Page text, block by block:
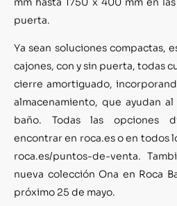
puerta.
Ya sean soluciones compactas,
cajones, con y sin puerta, todas
cierre amortiguado,
almacenamiento, que ayudan
baño. Todas las opciones
encontrar en roca.es o en todos
roca.es/puntos-de-venta.
nueva colección Ona en Roca
próximo 25 de mayo.